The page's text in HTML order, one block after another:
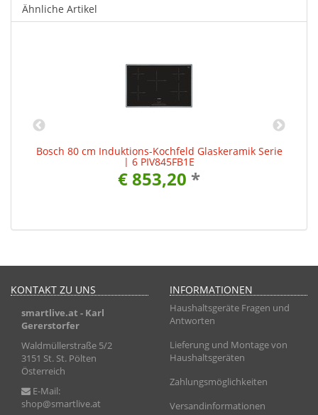
Ähnliche Artikel
Bosch 80 cm Induktions-Kochfeld Glaskeramik Serie
| 6 PIV845FB1E
€ 853,20 *
KONTAKT ZU UNS
smartlive.at - Karl
Gererstorfer
Waldmüllerstraße 5/2
3151 St. St. Pölten
Österreich
E-Mail:
shop@smartlive.at
INFORMATIONEN
Haushaltsgeräte Fragen und
Antworten
Lieferung und Montage von
Haushaltsgeräten
Zahlungsmöglichkeiten
Versandinformationen